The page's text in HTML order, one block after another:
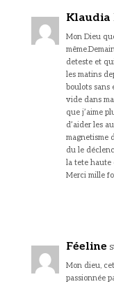
Klaudia
Mon Dieu
deteste et
les matins
boulots sans
vide dans
que j’aime
d’aider les
magnetisme
du le
la tete haute
Merci mille
Féeline
Mon dieu,
passionnée